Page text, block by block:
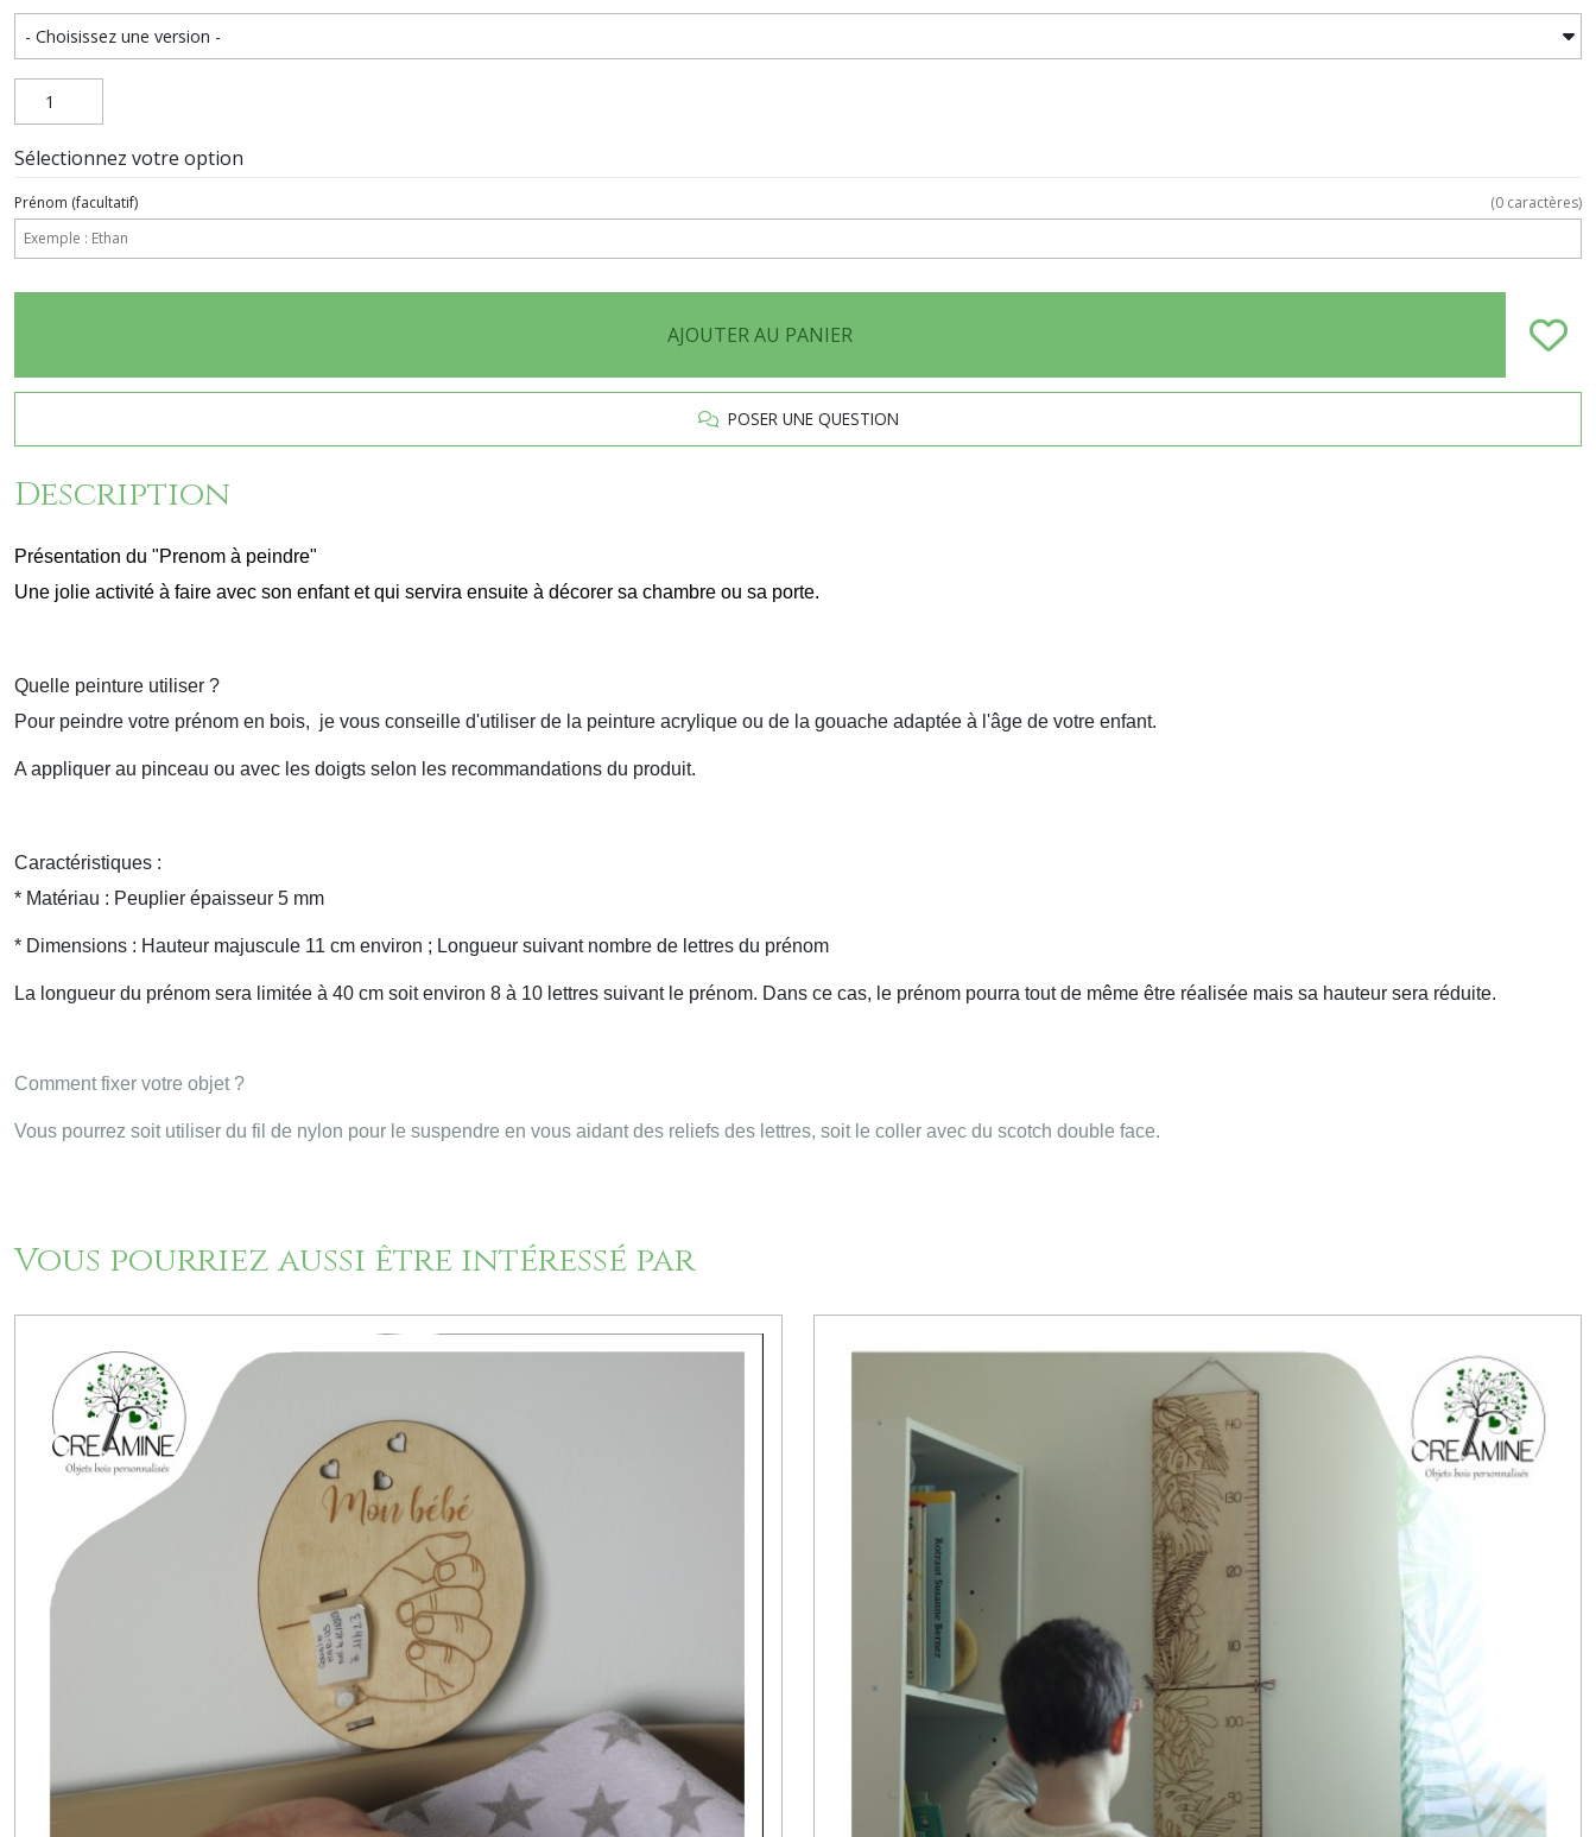
Sélectionnez votre option
Prénom (facultatif) (0 caractères)
AJOUTER AU PANIER
POSER UNE QUESTION
Description
Présentation du "Prenom à peindre"
Une jolie activité à faire avec son enfant et qui servira ensuite à décorer sa chambre ou sa porte.
Quelle peinture utiliser ?
Pour peindre votre prénom en bois, je vous conseille d'utiliser de la peinture acrylique ou de la gouache adaptée à l'âge de votre enfant.
A appliquer au pinceau ou avec les doigts selon les recommandations du produit.
Caractéristiques :
* Matériau : Peuplier épaisseur 5 mm
* Dimensions : Hauteur majuscule 11 cm environ ; Longueur suivant nombre de lettres du prénom
La longueur du prénom sera limitée à 40 cm soit environ 8 à 10 lettres suivant le prénom. Dans ce cas, le prénom pourra tout de même être réalisée mais sa hauteur sera réduite.
Comment fixer votre objet ?
Vous pourrez soit utiliser du fil de nylon pour le suspendre en vous aidant des reliefs des lettres, soit le coller avec du scotch double face.
Vous pourriez aussi être intéressé par